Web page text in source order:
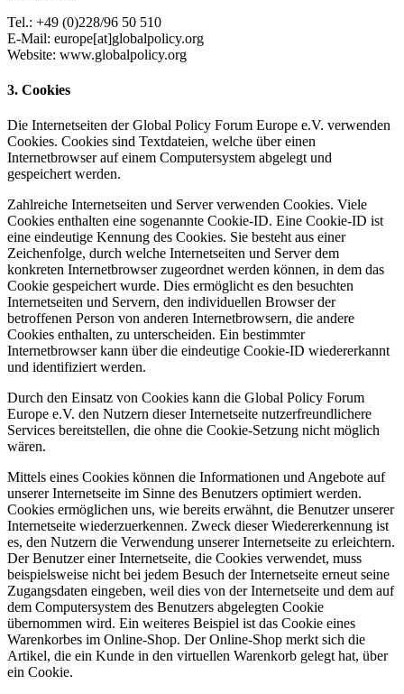
Tel.: +49 (0)228/96 50 510
E-Mail: europe[at]globalpolicy.org
Website: www.globalpolicy.org
3. Cookies
Die Internetseiten der Global Policy Forum Europe e.V. verwenden
Cookies. Cookies sind Textdateien, welche über einen
Internetbrowser auf einem Computersystem abgelegt und
gespeichert werden.
Zahlreiche Internetseiten und Server verwenden Cookies. Viele
Cookies enthalten eine sogenannte Cookie-ID. Eine Cookie-ID ist
eine eindeutige Kennung des Cookies. Sie besteht aus einer
Zeichenfolge, durch welche Internetseiten und Server dem
konkreten Internetbrowser zugeordnet werden können, in dem das
Cookie gespeichert wurde. Dies ermöglicht es den besuchten
Internetseiten und Servern, den individuellen Browser der
betroffenen Person von anderen Internetbrowsern, die andere
Cookies enthalten, zu unterscheiden. Ein bestimmter
Internetbrowser kann über die eindeutige Cookie-ID wiedererkannt
und identifiziert werden.
Durch den Einsatz von Cookies kann die Global Policy Forum
Europe e.V. den Nutzern dieser Internetseite nutzerfreundlichere
Services bereitstellen, die ohne die Cookie-Setzung nicht möglich
wären.
Mittels eines Cookies können die Informationen und Angebote auf
unserer Internetseite im Sinne des Benutzers optimiert werden.
Cookies ermöglichen uns, wie bereits erwähnt, die Benutzer unserer
Internetseite wiederzuerkennen. Zweck dieser Wiedererkennung ist
es, den Nutzern die Verwendung unserer Internetseite zu erleichtern.
Der Benutzer einer Internetseite, die Cookies verwendet, muss
beispielsweise nicht bei jedem Besuch der Internetseite erneut seine
Zugangsdaten eingeben, weil dies von der Internetseite und dem auf
dem Computersystem des Benutzers abgelegten Cookie
übernommen wird. Ein weiteres Beispiel ist das Cookie eines
Warenkorbes im Online-Shop. Der Online-Shop merkt sich die
Artikel, die ein Kunde in den virtuellen Warenkorb gelegt hat, über
ein Cookie.